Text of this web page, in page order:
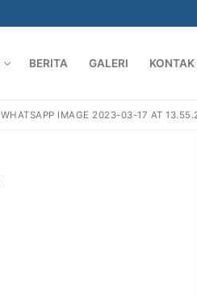
BERITA GALERI
WHATSAPP IMAGE 2023-03-17 AT